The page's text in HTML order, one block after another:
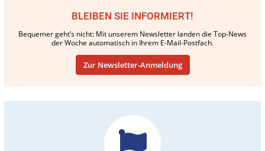
BLEIBEN SIE INFORMIERT!
Bequemer geht’s nicht: Mit unserem Newsletter landen die Top-News
der Woche automatisch in Ihrem E-Mail-Postfach.
Zur Newsletter-Anmeldung